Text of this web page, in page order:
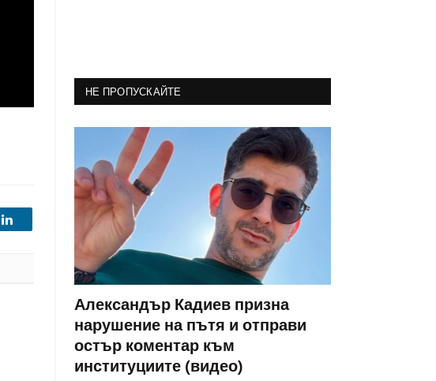
LinkedIn
НЕ ПРОПУСКАЙТЕ
Александър Кадиев призна
нарушение на пътя и отправи
остър коментар към
институциите (видео)